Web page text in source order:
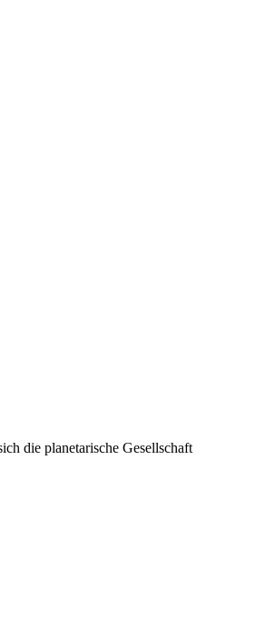
die planetarische Gesellschaft